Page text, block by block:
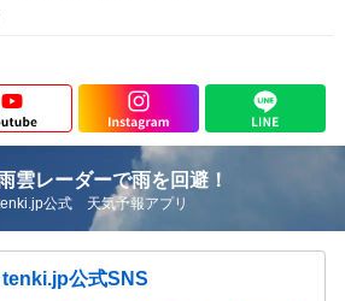
雲レーダーで雨を回避！
公式 天気予報アプリ
tenki.jp公式SNS